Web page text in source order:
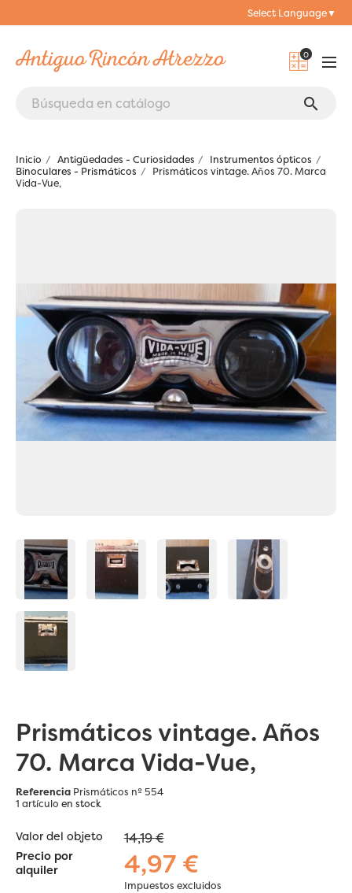
Select Language▼
0
search
Inicio Antigüedades - Curiosidades
Instrumentos ópticos
Binoculares - Prismáticos
Prismáticos vintage. Años 70. Marca
Vida-Vue,
Prismáticos vintage. Años
70. Marca Vida-Vue,
Referencia Prismáticos nº 554
1 artículo en stock
Valor del objeto 14,19 €
Precio por
alquiler
4,97 €
Impuestos excluidos